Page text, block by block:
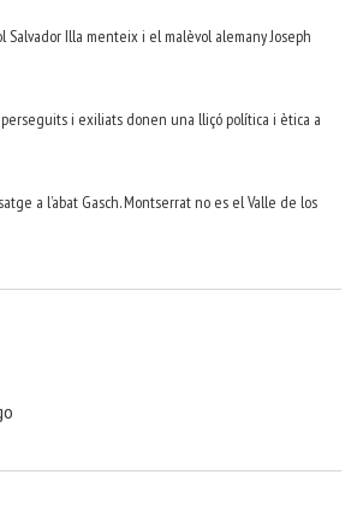
Salvador Illa menteix i el malèvol alemany Joseph
perseguits i exiliats donen una lliçó política i ètica a
a l’abat Gasch. Montserrat no es el Valle de los